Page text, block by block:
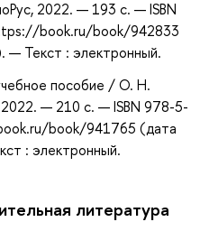
2022. — 193 с. — ISBN
book.ru/book/942833
— Текст : электронный.
пособие / О. Н.
— 210 с. — ISBN 978-5-
book/941765 (дата
: электронный.
литература